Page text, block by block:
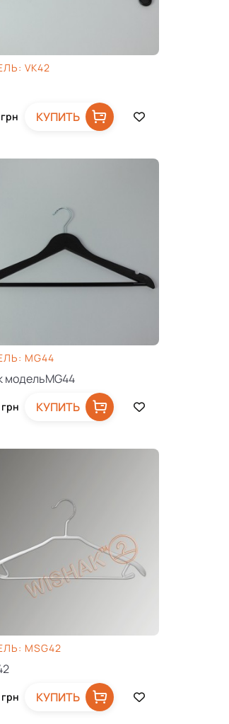
VK42
грн КУПИТЬ
MG44
модельMG44
грн КУПИТЬ
MSG42
грн КУПИТЬ